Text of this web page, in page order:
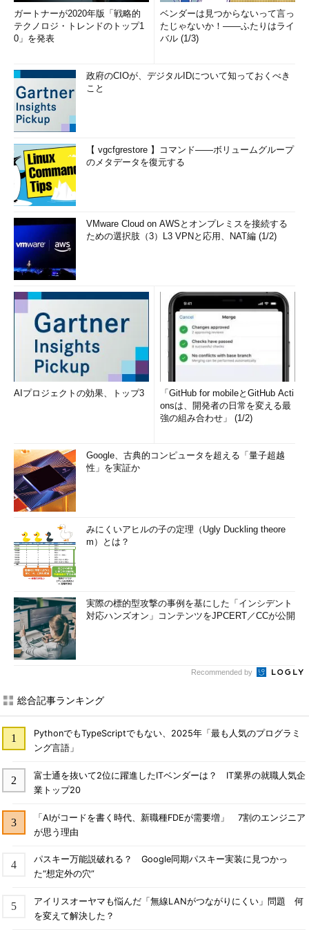
ガートナーが2020年版「戦略的
テクノロジ・トレンドのトップ1
0」を発表
ベンダーは見つからないって言っ
たじゃないか！――ふたりはライ
バル (1/3)
政府のCIOが、デジタルIDについて知っておくべき
こと
【 vgcfgrestore 】コマンド――ボリュームグループ
のメタデータを復元する
VMware Cloud on AWSとオンプレミスを接続する
ための選択肢（3）L3 VPNと応用、NAT編 (1/2)
AIプロジェクトの効果、トップ3
「GitHub for mobileとGitHub Acti
onsは、開発者の日常を変える最
強の組み合わせ」 (1/2)
Google、古典的コンピュータを超える「量子超越
性」を実証か
みにくいアヒルの子の定理（Ugly Duckling theore
m）とは？
実際の標的型攻撃の事例を基にした「インシデント
対応ハンズオン」コンテンツをJPCERT／CCが公開
Recommended by
総合記事ランキング
PythonでもTypeScriptでもない、2025年「最も人気のプログラミ
ング言語」
富士通を抜いて2位に躍進したITベンダーは？ IT業界の就職人気企
業トップ20
「AIがコードを書く時代、新職種FDEが需要増」 7割のエンジニア
が思う理由
パスキー万能説破れる？ Google同期パスキー実装に見つかっ
た“想定外の穴”
アイリスオーヤマも悩んだ「無線LANがつながりにくい」問題 何
を変えて解決した？